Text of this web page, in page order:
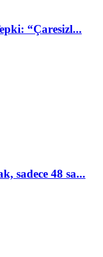
“Çaresizl...
sadece 48 sa...